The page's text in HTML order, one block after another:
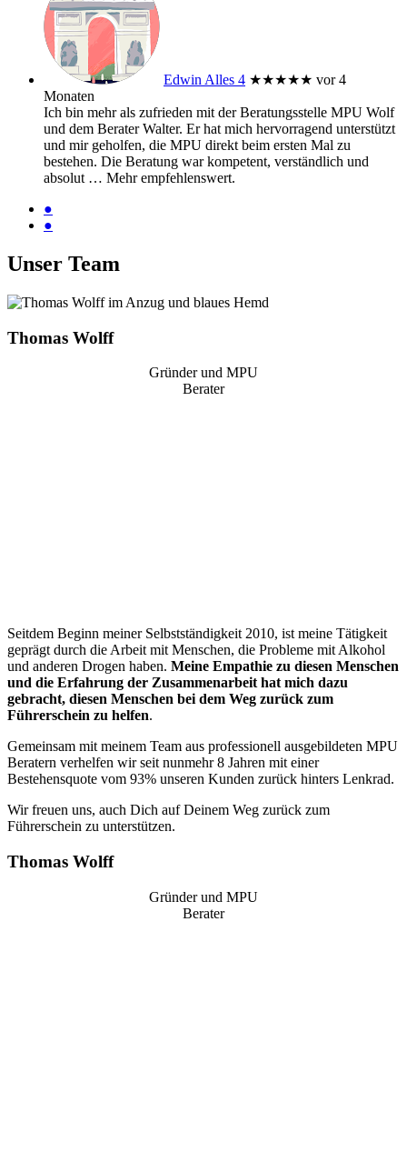
Edwin Alles 4 ★★★★★ vor 4
Monaten
Ich bin mehr als zufrieden mit der Beratungsstelle MPU Wolf
und dem Berater Walter. Er hat mich hervorragend unterstützt
und mir geholfen, die MPU direkt beim ersten Mal zu
bestehen. Die Beratung war kompetent, verständlich und
absolut … Mehrempfehlenswert.
●
●
Unser Team
Thomas Wolff
Gründer und MPU
Berater
Seitdem Beginn meiner Selbstständigkeit 2010, ist meine Tätigkeit
geprägt durch die Arbeit mit Menschen, die Probleme mit Alkohol
und anderen Drogen haben. Meine Empathie zu diesen Menschen
und die Erfahrung der Zusammenarbeit hat mich dazu
gebracht, diesen Menschen bei dem Weg zurück zum
Führerschein zu helfen.
Gemeinsam mit meinem Team aus professionell ausgebildeten MPU
Beratern verhelfen wir seit nunmehr 8 Jahren mit einer
Bestehensquote vom 93% unseren Kunden zurück hinters Lenkrad.
Wir freuen uns, auch Dich auf Deinem Weg zurück zum
Führerschein zu unterstützen.
Thomas Wolff
Gründer und MPU
Berater